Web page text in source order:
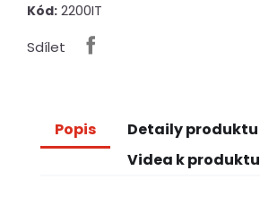
Kód: 2200IT
Sdílet
Popis
Detaily produktu
Videa k produktu